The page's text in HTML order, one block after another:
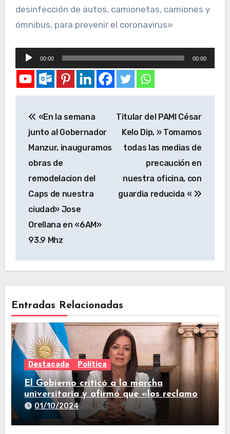
desinfección de autos, camionetas, camiones y
ómnibus, para prevenir el coronavirus»
Reproductor
de
audio
00:00 00:00
«En la semana
junto al Gobernador
Manzur, inauguramos
obras de
remodelacion del
Caps de nuestra
ciudad» Jose
Orellana en «6AM»
93.9 Mhz
Titular del PAMI César
Kelo Dip, » Tomamos
todas las medias de
precaución en
nuestra oficina, con
guardia reducida «
Entradas Relacionadas
Destacada Politica
El Gobierno criticó a la marcha
universitaria y afirmó que «los reclamos
están todos resueltos»
01/10/2024